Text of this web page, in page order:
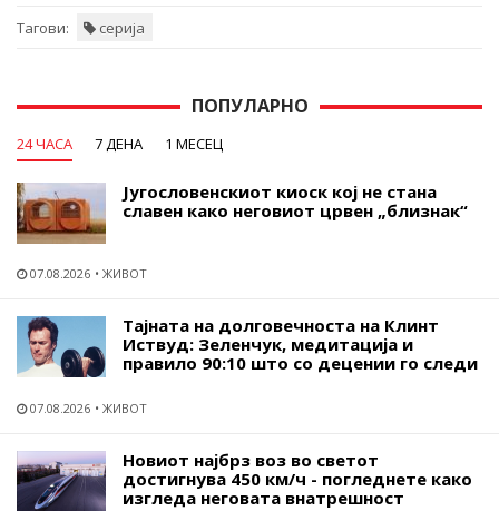
Тагови: серија
ПОПУЛАРНО
24 ЧАСА 7 ДЕНА 1 МЕСЕЦ
Југословенскиот киоск кој не стана
славен како неговиот црвен „близнак“
07.08.2026 ЖИВОТ
Тајната на долговечноста на Клинт
Иствуд: Зеленчук, медитација и
правило 90:10 што со децении го следи
07.08.2026 ЖИВОТ
Новиот најбрз воз во светот
достигнува 450 км/ч - погледнете како
изгледа неговата внатрешност